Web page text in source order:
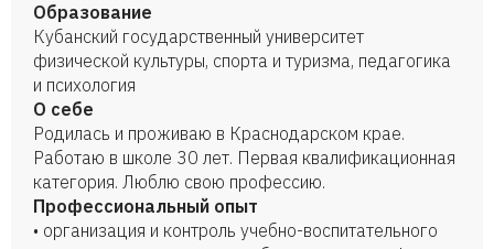
Образование
Кубанский государственный университет
физической культуры, спорта и туризма, педагогика
и психология
О себе
Родилась и проживаю в Краснодарском крае.
Работаю в школе 30 лет. Первая квалификационная
категория. Люблю свою профессию.
Профессиональный опыт
• организация и контроль учебно-воспитательного